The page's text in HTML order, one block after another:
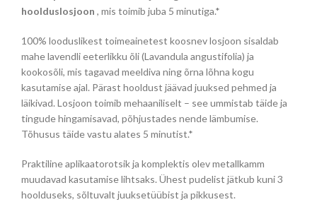
€35.90.€26.40.
hoolduslosjoon , mis toimib juba 5 minutiga.*
100% looduslikest toimeainetest koosnev losjoon sisaldab
mahe lavendli eeterlikku õli (Lavandula angustifolia) ja
kookosõli, mis tagavad meeldiva ning õrna lõhna kogu
kasutamise ajal. Pärast hooldust jäävad juuksed pehmed ja
läikivad. Losjoon toimib mehaaniliselt – see ummistab täide ja
tingude hingamisavad, põhjustades nende lämbumise.
Tõhusus täide vastu alates 5 minutist.*
Praktiline aplikaatorotsik ja komplektis olev metallkamm
muudavad kasutamise lihtsaks. Ühest pudelist jätkub kuni 3
hoolduseks, sõltuvalt juuksetüübist ja pikkusest.